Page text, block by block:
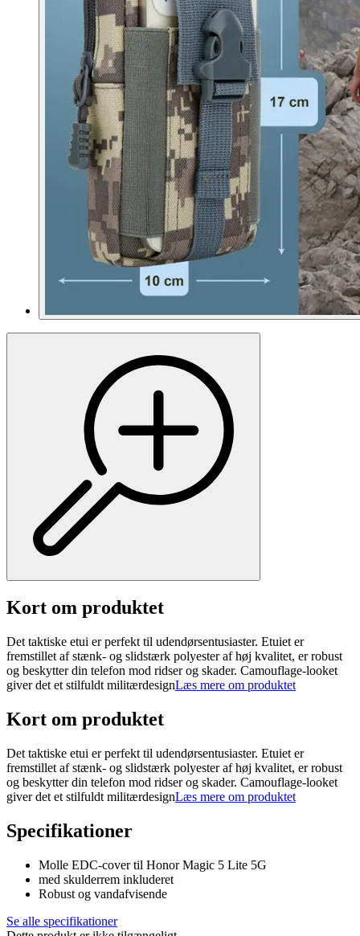
Kort om produktet
Det taktiske etui er perfekt til udendørsentusiaster. Etuiet er
fremstillet af stænk- og slidstærk polyester af høj kvalitet, er robust
og beskytter din telefon mod ridser og skader. Camouflage-looket
giver det et stilfuldt militærdesignLæs mere om produktet
Kort om produktet
Det taktiske etui er perfekt til udendørsentusiaster. Etuiet er
fremstillet af stænk- og slidstærk polyester af høj kvalitet, er robust
og beskytter din telefon mod ridser og skader. Camouflage-looket
giver det et stilfuldt militærdesignLæs mere om produktet
Specifikationer
Molle EDC-cover til Honor Magic 5 Lite 5G
med skulderrem inkluderet
Robust og vandafvisende
Se alle specifikationer